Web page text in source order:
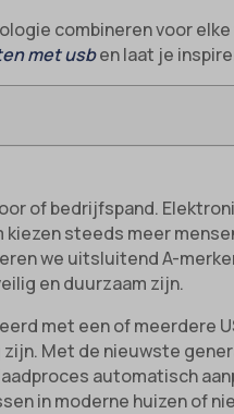
combineren voor
met usben laat je
of bedrijfspand.
steeds meer
we uitsluitend A-
en duurzaam zijn.
met een of meerdere
Met de nieuwste
automatisch
in moderne huizen of